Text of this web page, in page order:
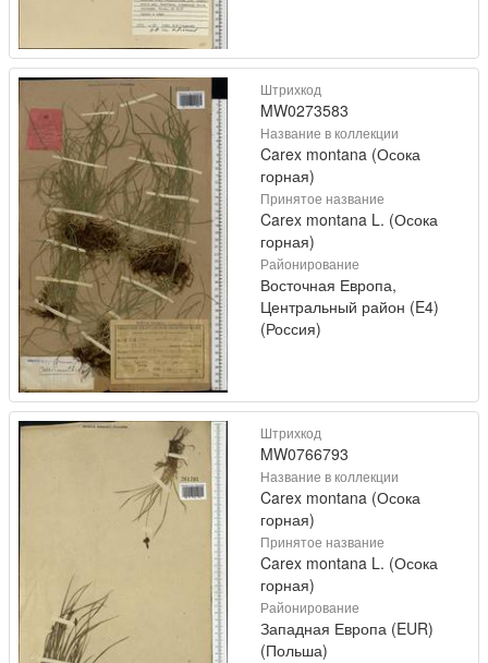
Штрихкод
MW0273583
Название в коллекции
Carex montana (Осока
горная)
Принятое название
Carex montana L. (Осока
горная)
Районирование
Восточная Европа,
Центральный район (E4)
(Россия)
Штрихкод
MW0766793
Название в коллекции
Carex montana (Осока
горная)
Принятое название
Carex montana L. (Осока
горная)
Районирование
Западная Европа (EUR)
(Польша)